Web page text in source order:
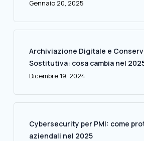
Gennaio 20, 2025
Archiviazione Digitale e
Sostitutiva: cosa cambia nel
Dicembre 19, 2024
Cybersecurity per PMI: come
aziendali nel 2025